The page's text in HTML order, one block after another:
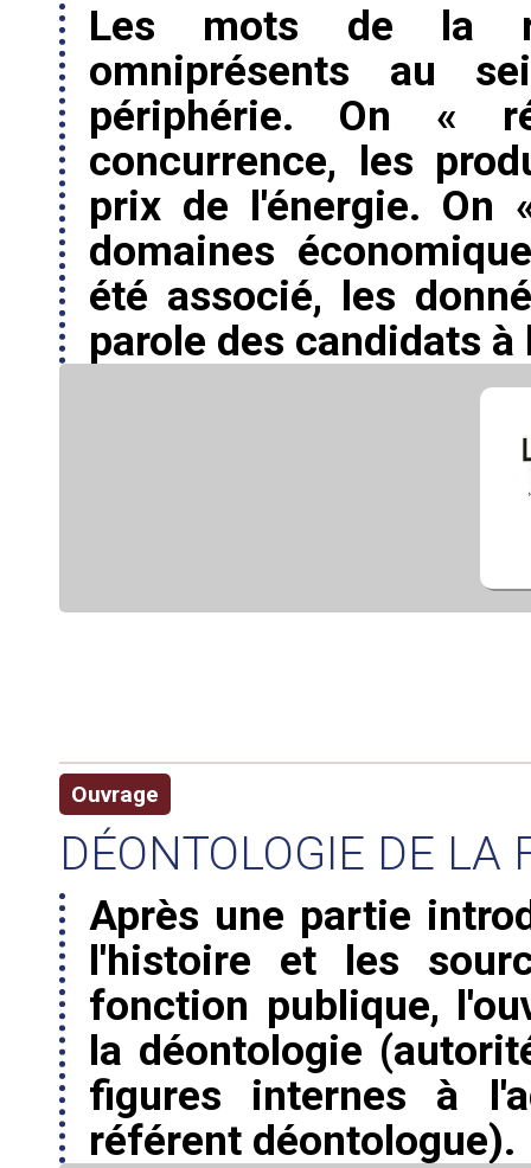
Les mots de la
omniprésents au
périphérie. On «
concurrence, les
prix de l'énergie. On
domaines
été associé, les
parole des candidats
Ouvrage
DÉONTOLOGIE DE LA
Après une partie
l'histoire et les
fonction publique,
la déontologie
figures internes à
référent déontologue).